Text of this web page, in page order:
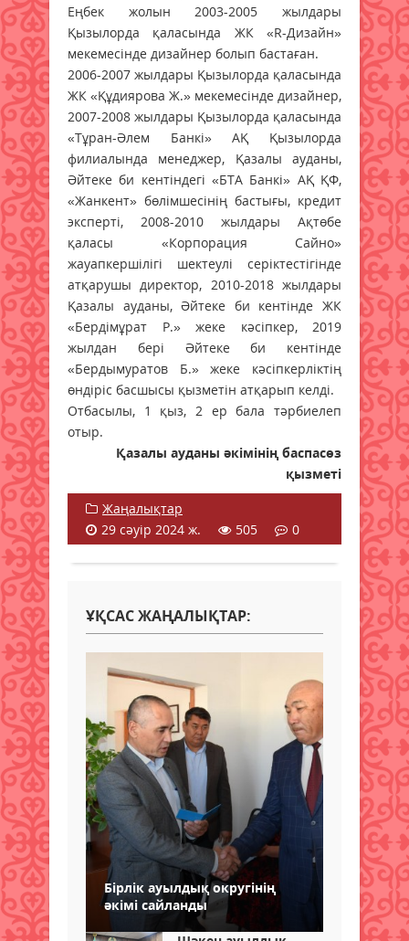
Еңбек жолын 2003-2005 жылдары
Қызылорда қаласында ЖК «R-Дизайн»
мекемесінде дизайнер болып бастаған.
2006-2007 жылдары Қызылорда қаласында
ЖК «Құдиярова Ж.» мекемесінде дизайнер,
2007-2008 жылдары Қызылорда қаласында
«Тұран-Әлем Банкі» АҚ Қызылорда
филиалында менеджер, Қазалы ауданы,
Әйтеке би кентіндегі «БТА Банкі» АҚ ҚФ,
«Жанкент» бөлімшесінің бастығы, кредит
эксперті, 2008-2010 жылдары Ақтөбе
қаласы «Корпорация Сайно»
жауапкершілігі шектеулі серіктестігінде
атқарушы директор, 2010-2018 жылдары
Қазалы ауданы, Әйтеке би кентінде ЖК
«Бердімұрат Р.» жеке кәсіпкер, 2019
жылдан бері Әйтеке би кентінде
«Бердымуратов Б.» жеке кәсіпкерліктің
өндіріс басшысы қызметін атқарып келді.
Отбасылы, 1 қыз, 2 ер бала тәрбиелеп
отыр.
Қазалы ауданы әкімінің баспасөз
қызметі
Жаңалықтар
29 сәуір 2024 ж.
505 0
ҰҚСАС ЖАҢАЛЫҚТАР:
Бірлік ауылдық округінің
әкімі сайланды